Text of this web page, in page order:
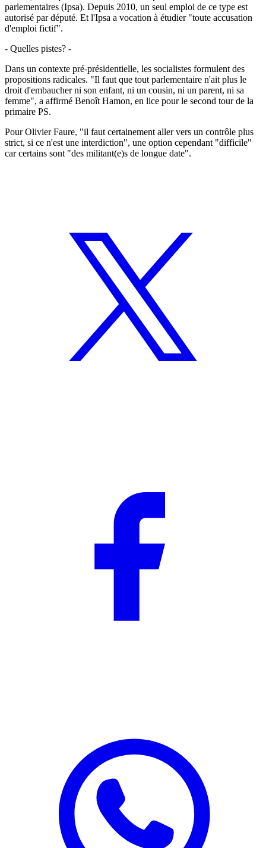
parlementaires (Ipsa). Depuis 2010, un seul emploi de ce type est
autorisé par député. Et l'Ipsa a vocation à étudier "toute accusation
d'emploi fictif".
- Quelles pistes? -
Dans un contexte pré-présidentielle, les socialistes formulent des
propositions radicales. "Il faut que tout parlementaire n'ait plus le
droit d'embaucher ni son enfant, ni un cousin, ni un parent, ni sa
femme", a affirmé Benoît Hamon, en lice pour le second tour de la
primaire PS.
Pour Olivier Faure, "il faut certainement aller vers un contrôle plus
strict, si ce n'est une interdiction", une option cependant "difficile"
car certains sont "des militant(e)s de longue date".